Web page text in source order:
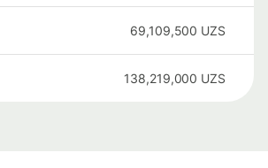
69,109,500 UZS
138,219,000 UZS